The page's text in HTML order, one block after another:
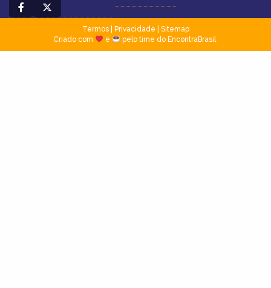
Termos| Privacidade
Sitemap
Criado com
e pelo time do EncontraBrasil